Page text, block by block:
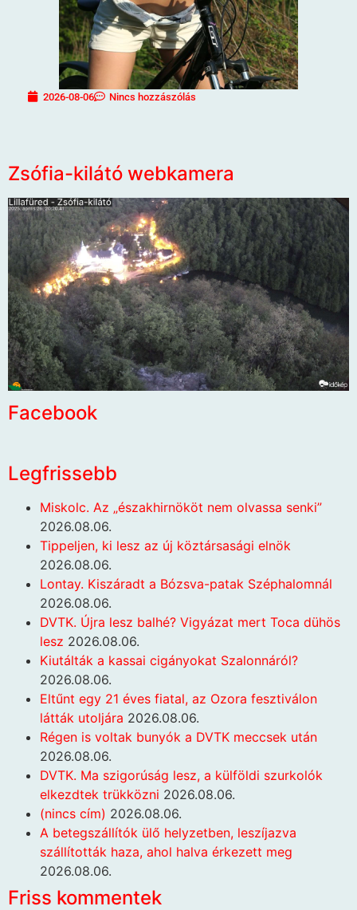
2026-08-06 Nincs hozzászólás
Zsófia-kilátó webkamera
Facebook
Legfrissebb
Miskolc. Az „északhirnököt nem olvassa senki”
2026.08.06.
Tippeljen, ki lesz az új köztársasági elnök
2026.08.06.
Lontay. Kiszáradt a Bózsva-patak Széphalomnál
2026.08.06.
DVTK. Újra lesz balhé? Vigyázat mert Toca dühös
lesz 2026.08.06.
Kiutálták a kassai cigányokat Szalonnáról?
2026.08.06.
Eltűnt egy 21 éves fiatal, az Ozora fesztiválon
látták utoljára 2026.08.06.
Régen is voltak bunyók a DVTK meccsek után
2026.08.06.
DVTK. Ma szigorúság lesz, a külföldi szurkolók
elkezdtek trükközni 2026.08.06.
(nincs cím) 2026.08.06.
A betegszállítók ülő helyzetben, leszíjazva
szállították haza, ahol halva érkezett meg
2026.08.06.
Friss kommentek